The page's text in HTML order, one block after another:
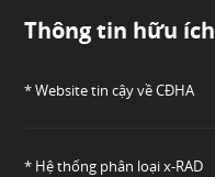
Thông tin hữu ích
* Website tin cậy về CĐHA
* Hệ thống phân loại x-RAD